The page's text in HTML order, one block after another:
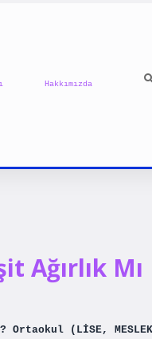
Hakkımızda
Ağırlık Mı
(LİSE, MESLEK